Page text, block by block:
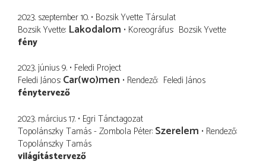
2023. szeptember 10. Bozsik Yvette Társulat
Bozsik Yvette Lakodalom Koreográfus Bozsik Yvette
fény
2023. június 9. Feledi Project
Feledi János Car(wo)men Rendező Feledi János
fénytervező
2023. március 17. Egri Tánctagozat
Topolánszky Tamás - Zombola Péter Szerelem Rendező
Topolánszky Tamás
világítástervező